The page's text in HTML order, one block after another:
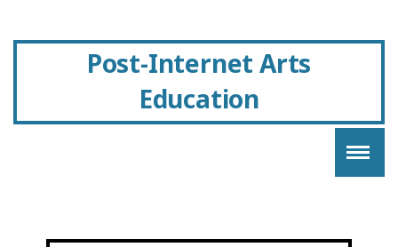
Post-Internet Arts
Education